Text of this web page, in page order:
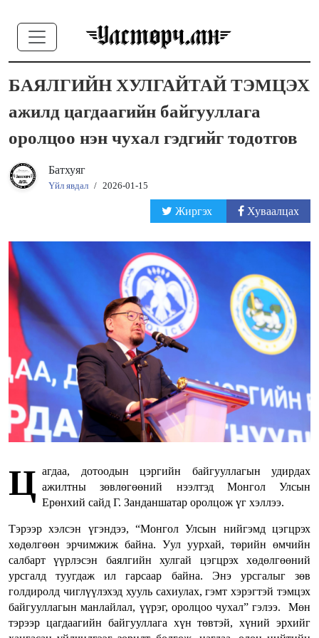
БАЯЛГИЙН ХУЛГАЙТАЙ ТЭМЦЭХ
ажилд цагдаагийн байгууллага
оролцоо нэн чухал гэдгийг тодотгов
Батхуяг
Үйл явдал / 2026-01-15
Жиргэх Хуваалцах
Ц агдаа, дотоодын цэргийн байгууллагын удирдах
ажилтны зөвлөгөөний нээлтэд Монгол Улсын
Ерөнхий сайд Г. Занданшатар оролцож үг хэллээ.
Тэрээр хэлсэн үгэндээ, “Монгол Улсын нийгэмд цэгцрэх
хөдөлгөөн эрчимжиж байна. Уул уурхай, төрийн өмчийн
салбарт үүрлэсэн баялгийн хулгай цэгцрэх хөдөлгөөний
урсгалд туугдаж ил гарсаар байна. Энэ урсгалыг зөв
голдиролд чиглүүлэхэд хууль сахиулах, гэмт хэрэгтэй тэмцэх
байгууллагын манлайлал, үүрэг, оролцоо чухал” гэлээ. Мөн
тэрээр цагдаагийн байгууллага хүн төвтэй, хүний эрхийг